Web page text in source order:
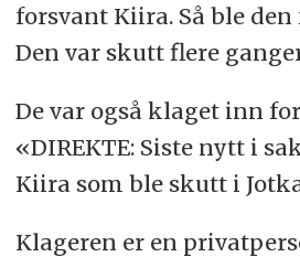
forsvant Kiira. Så ble
Den var skutt flere
De var også klaget inn
«DIREKTE: Siste nytt i
Kiira som ble skutt i
Klageren er en